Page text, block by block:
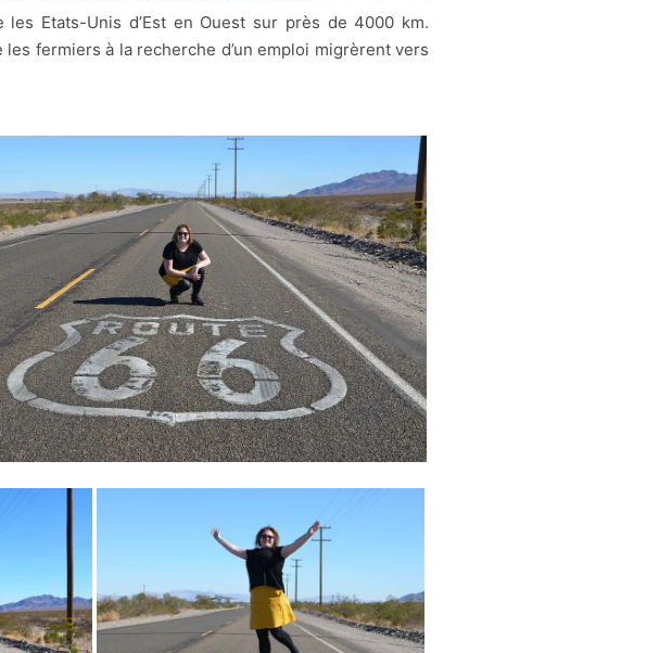
les Etats-Unis d’Est en Ouest sur près de 4000 km.
fermiers à la recherche d’un emploi migrèrent vers